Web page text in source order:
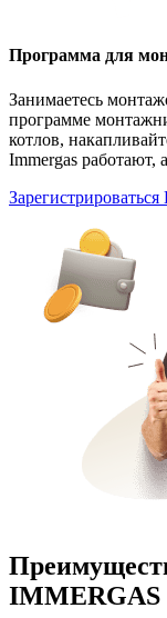
Программа для
Занимаетесь
программе
котлов,
Immergas работают,
Зарегистрироваться
IMMERGAS